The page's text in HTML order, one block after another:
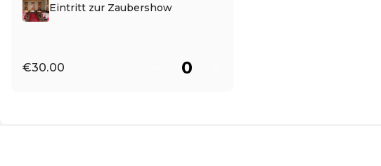
Eintritt zur Zaubershow
€30.00